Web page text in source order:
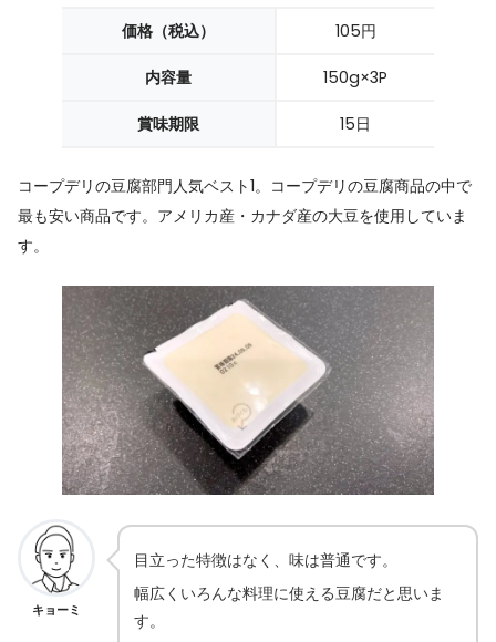
価格（税込） 105円
内容量 150g×3P
賞味期限 15日
コープデリの豆腐部門人気ベスト1。コープデリの豆腐商品の中で
最も安い商品です。アメリカ産・カナダ産の大豆を使用していま
す。
キョーミ
目立った特徴はなく、味は普通です。
幅広くいろんな料理に使える豆腐だと思いま
す。